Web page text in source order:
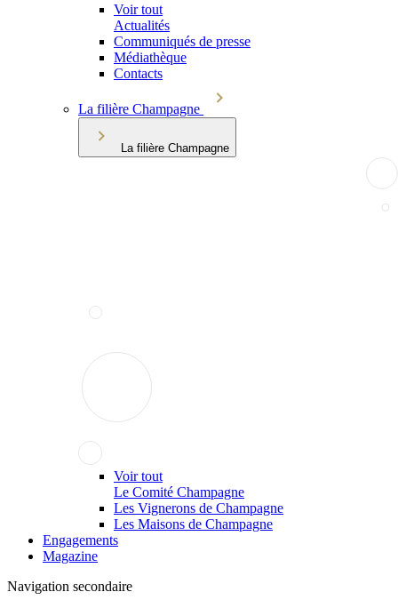
Voir tout
Actualités
Communiqués de presse
Médiathèque
Contacts
La filière Champagne
La filière Champagne
Voir tout
Le Comité Champagne
Les Vignerons de Champagne
Les Maisons de Champagne
Engagements
Magazine
Navigation secondaire